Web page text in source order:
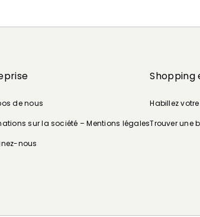
de nous
sur la société – Mentions légales
nous
Shopping
Habillez
Trouver une